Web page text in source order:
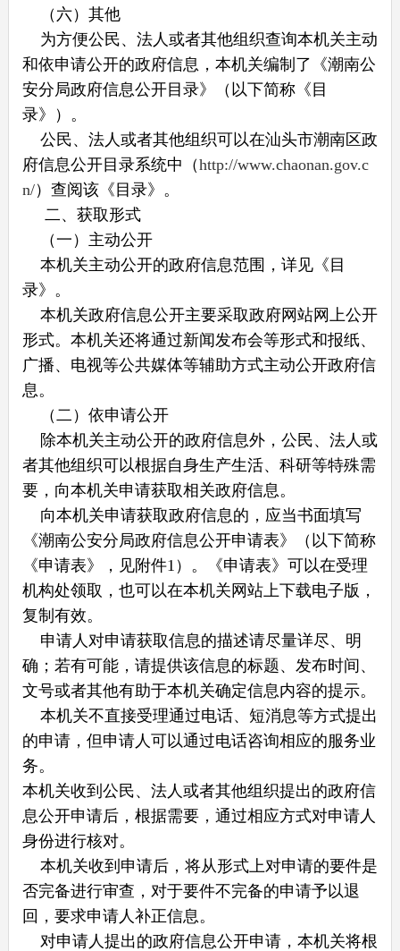
（六）其他
为方便公民、法人或者其他组织查询本机关主动
和依申请公开的政府信息，本机关编制了《潮南公
安分局政府信息公开目录》（以下简称《目
录》）。
公民、法人或者其他组织可以在汕头市潮南区政
府信息公开目录系统中（http://www.chaonan.gov.c
n/）查阅该《目录》。
二、获取形式
（一）主动公开
本机关主动公开的政府信息范围，详见《目
录》。
本机关政府信息公开主要采取政府网站网上公开
形式。本机关还将通过新闻发布会等形式和报纸、
广播、电视等公共媒体等辅助方式主动公开政府信
息。
（二）依申请公开
除本机关主动公开的政府信息外，公民、法人或
者其他组织可以根据自身生产生活、科研等特殊需
要，向本机关申请获取相关政府信息。
向本机关申请获取政府信息的，应当书面填写
《潮南公安分局政府信息公开申请表》（以下简称
《申请表》，见附件1）。《申请表》可以在受理
机构处领取，也可以在本机关网站上下载电子版，
复制有效。
申请人对申请获取信息的描述请尽量详尽、明
确；若有可能，请提供该信息的标题、发布时间、
文号或者其他有助于本机关确定信息内容的提示。
本机关不直接受理通过电话、短消息等方式提出
的申请，但申请人可以通过电话咨询相应的服务业
务。
本机关收到公民、法人或者其他组织提出的政府信
息公开申请后，根据需要，通过相应方式对申请人
身份进行核对。
本机关收到申请后，将从形式上对申请的要件是
否完备进行审查，对于要件不完备的申请予以退
回，要求申请人补正信息。
对申请人提出的政府信息公开申请，本机关将根